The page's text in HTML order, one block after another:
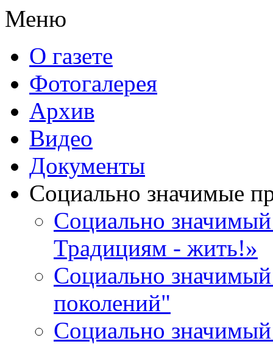
Меню
О газете
Фотогалерея
Архив
Видео
Документы
Социально значимые
Социально
Традициям - жить!»
Социально значимый
поколений"
Социально